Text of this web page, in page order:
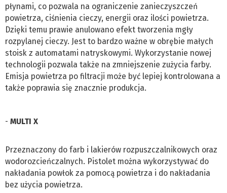
płynami, co pozwala na ograniczenie zanieczyszczeń
powietrza, ciśnienia cieczy, energii oraz ilości powietrza.
Dzięki temu prawie anulowano efekt tworzenia mgły
rozpylanej cieczy. Jest to bardzo ważne w obrębie małych
stoisk z automatami natryskowymi. Wykorzystanie nowej
technologii pozwala także na zmniejszenie zużycia farby.
Emisja powietrza po filtracji może być lepiej kontrolowana a
także poprawia się znacznie produkcja.
- MULTI X
Przeznaczony do farb i lakierów rozpuszczalnikowych oraz
wodorozcieńczalnych. Pistolet można wykorzystywać do
nakładania powłok za pomocą powietrza i do nakładania
bez użycia powietrza.